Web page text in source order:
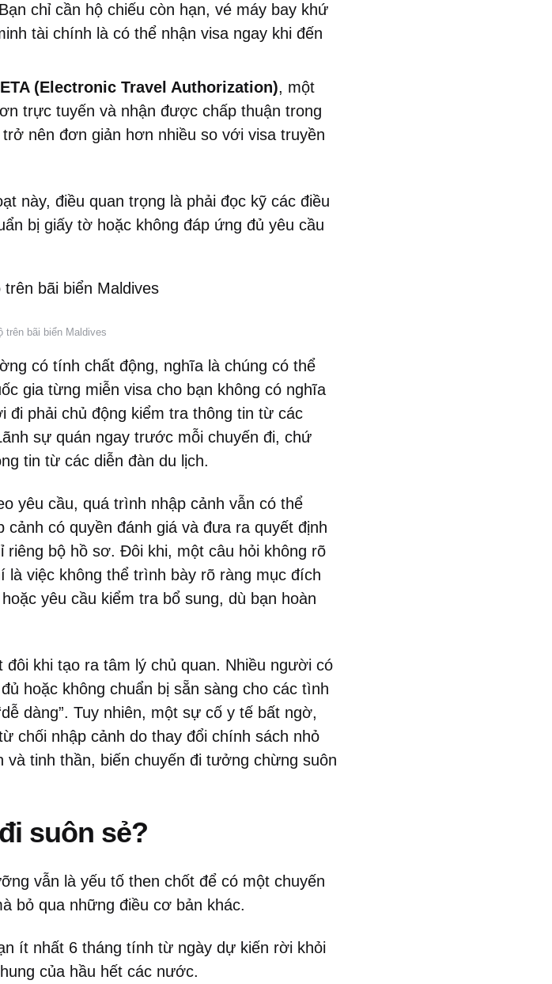
chỉ cần hộ chiếu còn hạn, vé máy bay khứ
tài chính là có thể nhận visa ngay khi đến
ETA (Electronic Travel Authorization), một
trực tuyến và nhận được chấp thuận trong
nên đơn giản hơn nhiều so với visa truyền
này, điều quan trọng là phải đọc kỹ các điều
bị giấy tờ hoặc không đáp ứng đủ yêu cầu
trên bãi biển Maldives
có tính chất động, nghĩa là chúng có thể
gia từng miễn visa cho bạn không có nghĩa
đi phải chủ động kiểm tra thông tin từ các
sự quán ngay trước mỗi chuyến đi, chứ
tin từ các diễn đàn du lịch.
yêu cầu, quá trình nhập cảnh vẫn có thể
có quyền đánh giá và đưa ra quyết định
bộ hồ sơ. Đôi khi, một câu hỏi không rõ
việc không thể trình bày rõ ràng mục đích
yêu cầu kiểm tra bổ sung, dù bạn hoàn
khi tạo ra tâm lý chủ quan. Nhiều người có
hoặc không chuẩn bị sẵn sàng cho các tình
dàng”. Tuy nhiên, một sự cố y tế bất ngờ,
chối nhập cảnh do thay đổi chính sách nhỏ
tinh thần, biến chuyến đi tưởng chừng suôn
suôn sẻ?
vẫn là yếu tố then chốt để có một chuyến
bỏ qua những điều cơ bản khác.
ít nhất 6 tháng tính từ ngày dự kiến rời khỏi
của hầu hết các nước.